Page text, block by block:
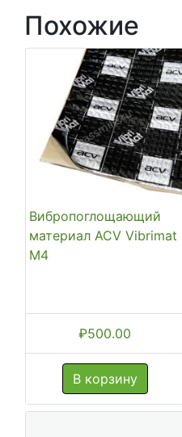
Похожие
Вибропоглощающий
материал ACV Vibrimat
M4
₽500.00
В корзину